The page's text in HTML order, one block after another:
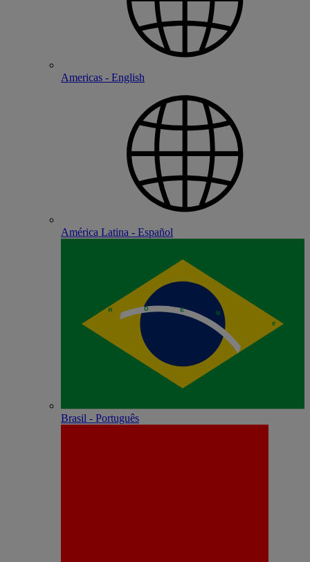
Americas - English
América Latina - Español
Brasil - Português